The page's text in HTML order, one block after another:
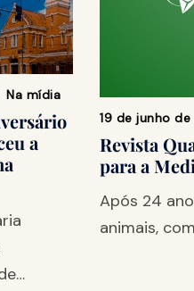
Na mídia
a
19 de junho
Revista
para a
Após 24
animais,